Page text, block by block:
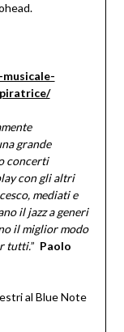
grande
concerti
con gli altri
mediati e
il jazz a generi
il miglior modo
tutti.” Paolo
al Blue Note